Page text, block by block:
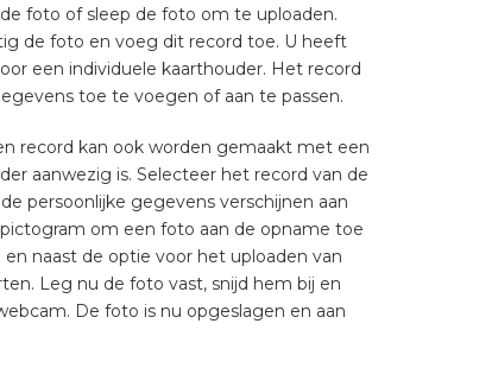
foto of sleep de foto om te uploaden.
de foto en voeg dit record toe. U heeft
een individuele kaarthouder. Het record
toe te voegen of aan te passen.
record kan ook worden gemaakt met een
aanwezig is. Selecteer het record van de
persoonlijke gegevens verschijnen aan
om een ​​foto aan de opname toe
naast de optie voor het uploaden van
Leg nu de foto vast, snijd hem bij en
De foto is nu opgeslagen en aan